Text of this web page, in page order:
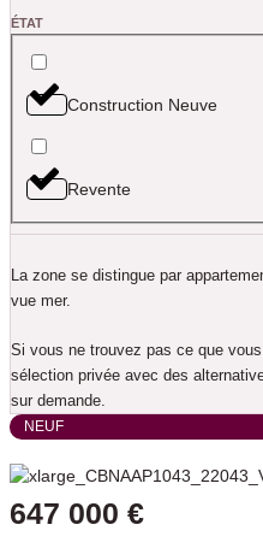
ÉTAT
Construction Neuve
Revente
La zone se distingue par
vue mer.
Si vous ne trouvez pas ce que
sélection privée avec des
sur demande.
NEUF
647 000 €